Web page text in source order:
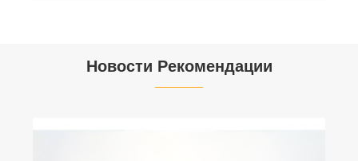
Новости Рекомендации